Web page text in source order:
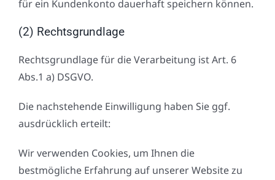
für ein Kundenkonto dauerhaft speichern können.
(2) Rechtsgrundlage
Rechtsgrundlage für die Verarbeitung ist Art. 6
Abs.1 a) DSGVO.
Die nachstehende Einwilligung haben Sie ggf.
ausdrücklich erteilt:
Wir verwenden Cookies, um Ihnen die
bestmögliche Erfahrung auf unserer Website zu